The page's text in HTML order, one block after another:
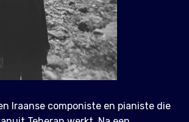
Iraanse componiste en pianiste die